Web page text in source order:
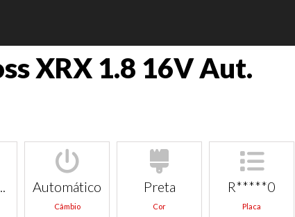
XRX 1.8 16V Aut.
Automático
Câmbio
Preta
Cor
R*****0
Placa